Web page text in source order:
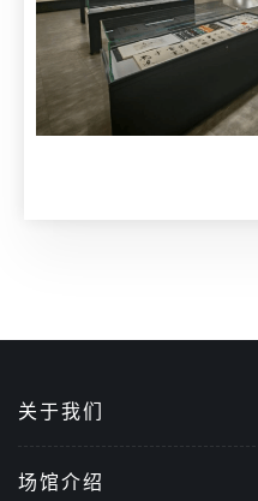
关于我们
场馆介绍